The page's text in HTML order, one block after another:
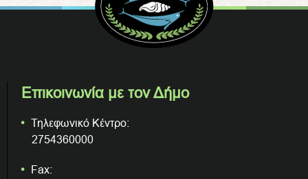
Επικοινωνία με τον Δήμο
Τηλεφωνικό Κέντρο:
2754360000
Fax: